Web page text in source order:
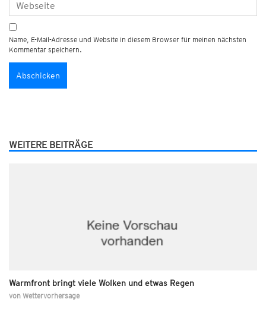
Name, E-Mail-Adresse und Website in diesem Browser für meinen nächsten
Kommentar speichern.
WEITERE BEITRÄGE
Warmfront bringt viele Wolken und etwas Regen
von Wettervorhersage